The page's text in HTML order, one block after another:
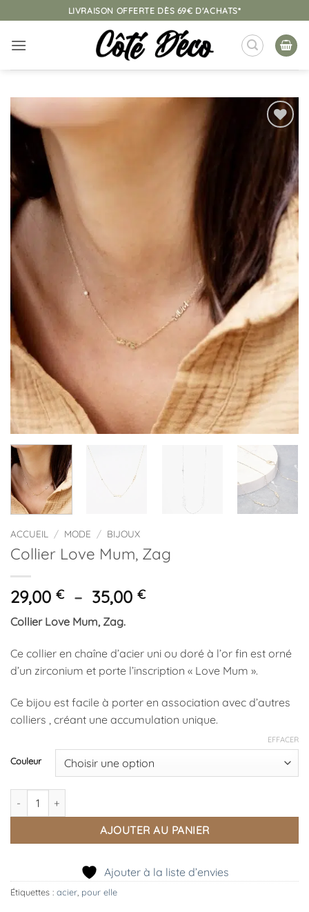
au
contenu
LIVRAISON OFFERTE DÈS 69€ D'ACHATS*
d’envies
ACCUEIL / MODE / BIJOUX
Collier Love Mum, Zag
29,00 € – 35,00 €Plage
29,00 €
à
35,00 €
Collier Love Mum, Zag.
Ce collier en chaîne d’acier uni ou doré à l’or fin est orné
d’un zirconium et porte l’inscription « Love Mum ».
Ce bijou est facile à porter en association avec d’autres
colliers , créant une accumulation unique.
Couleur
EFFACER
quantité de Collier Love Mum, Zag
AJOUTER AU PANIER
Ajouter à la liste d’envies
Étiquettes : acier, pour elle